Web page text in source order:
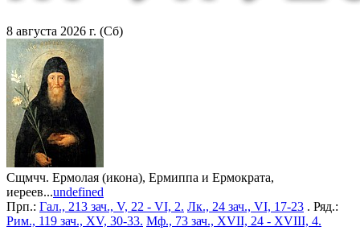
8 августа 2026 г. (Сб)
Сщмчч. Ермолая (икона), Ермиппа и Ермократа,
иереев...undefined
Прп.: Гал., 213 зач., V, 22 - VI, 2. Лк., 24 зач., VI, 17-23 . Ряд.:
Рим., 119 зач., XV, 30-33. Мф., 73 зач., XVII, 24 - XVIII, 4.